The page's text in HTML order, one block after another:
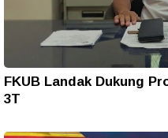
FKUB Landak Dukung
3T